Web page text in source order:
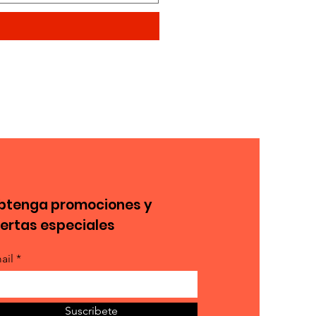
promociones y
especiales
*
Suscribete